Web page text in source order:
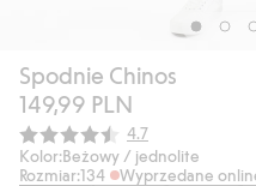
Spodnie Chinos
149,99 PLN
Średnia ocena:
4.7
Kolor:Beżowy / jednolite
Rozmiar:134 Wyprzedane